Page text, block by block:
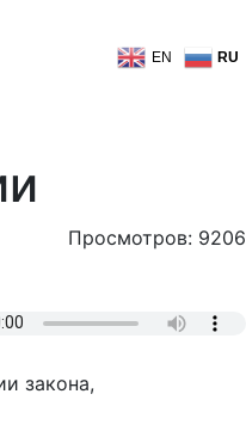
EN RU
Просмотров: 9206
закона,